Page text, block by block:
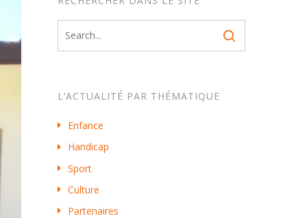
L’ACTUALITÉ PAR THÉMATIQUE
Enfance
Handicap
Sport
Culture
Partenaires